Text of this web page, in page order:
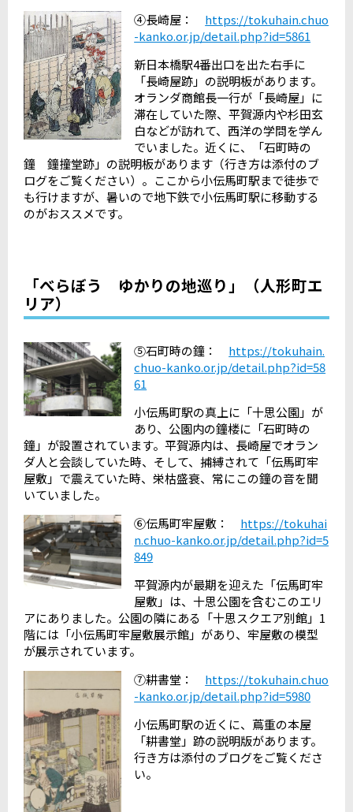
④長崎屋： https://tokuhain.chuo
-kanko.or.jp/detail.php?id=5861
新日本橋駅4番出口を出た右手に
「長崎屋跡」の説明板があります。
オランダ商館長一行が「長崎屋」に
滞在していた際、平賀源内や杉田玄
白などが訪れて、西洋の学問を学ん
でいました。近くに、「石町時の
鐘 鐘撞堂跡」の説明板があります（行き方は添付のブ
ログをご覧ください）。ここから小伝馬町駅まで徒歩で
も行けますが、暑いので地下鉄で小伝馬町駅に移動する
のがおススメです。
「べらぼう ゆかりの地巡り」（人形町エ
リア）
⑤石町時の鐘： https://tokuhain.
chuo-kanko.or.jp/detail.php?id=58
61
小伝馬町駅の真上に「十思公園」が
あり、公園内の鐘楼に「石町時の
鐘」が設置されています。平賀源内は、長崎屋でオラン
ダ人と会談していた時、そして、捕縛されて「伝馬町牢
屋敷」で震えていた時、栄枯盛衰、常にこの鐘の音を聞
いていました。
⑥伝馬町牢屋敷： https://tokuhai
n.chuo-kanko.or.jp/detail.php?id=5
849
平賀源内が最期を迎えた「伝馬町牢
屋敷」は、十思公園を含むこのエリ
アにありました。公園の隣にある「十思スクエア別館」 1
階には「小伝馬町牢屋敷展示館」があり、牢屋敷の模型
が展示されています。
⑦耕書堂： https://tokuhain.chuo
-kanko.or.jp/detail.php?id=5980
小伝馬町駅の近くに、蔦重の本屋
「耕書堂」跡の説明版があります。
行き方は添付のブログをご覧くださ
い。